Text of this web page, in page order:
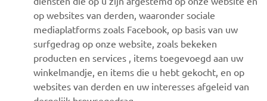
ONDERSTEUNING
NIEUWSBRIEF
Wees de eerste die meer te weten komt over de nieuwste deals,
op websites van derden, waaronder sociale
mediaplatforms zoals Facebook, op basis van uw
surfgedrag op onze website, zoals bekeken
producten en services , items toegevoegd aan uw
winkelmandje, en items die u hebt gekocht, en op
websites van derden en uw interesses afgeleid van